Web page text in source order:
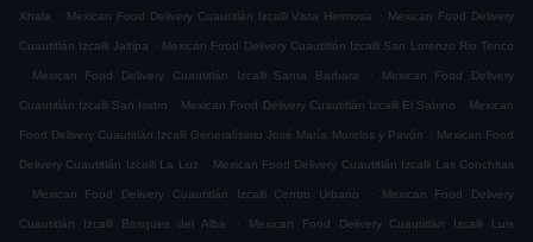
Xhala . Mexican Food Delivery Cuautitlán Izcalli Vista Hermosa . Mexican Food Delivery
Cuautitlán Izcalli Jaltipa . Mexican Food Delivery Cuautitlán Izcalli San Lorenzo Rio Tenco
.
Mexican Food Delivery Cuautitlán Izcalli Santa Barbara . Mexican Food Delivery
Cuautitlán Izcalli San Isidro . Mexican Food Delivery Cuautitlán Izcalli El Sabino . Mexican
Food Delivery Cuautitlán Izcalli Generalísimo José María Morelos y Pavón . Mexican Food
Delivery Cuautitlán Izcalli La Luz . Mexican Food Delivery Cuautitlán Izcalli Las Conchitas
.
Mexican Food Delivery Cuautitlán Izcalli Centro Urbano . Mexican Food Delivery
Cuautitlán Izcalli Bosques del Alba . Mexican Food Delivery Cuautitlán Izcalli Luis